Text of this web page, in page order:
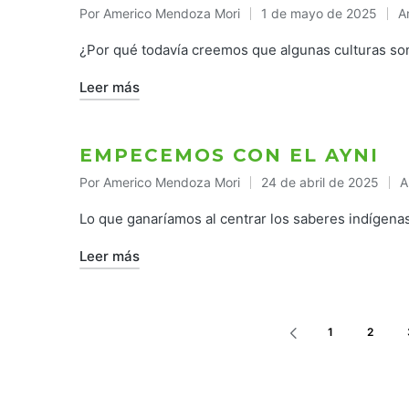
Publicado
por
Por Americo Mendoza Mori 1 de mayo de 2025
¿Por qué todavía creemos que algunas culturas
Leer más
EMPECEMOS CON EL AYNI
Publicado
por
Por Americo Mendoza Mori 24 de abril de 2025
Lo que ganaríamos al centrar los saberes
Leer más
PÁGINA
1 2